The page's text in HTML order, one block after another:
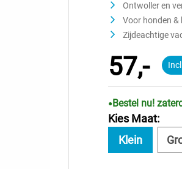
Ontwoller en
Voor honden &
Zijdeachtige
57,-
Bestel nu!
Kies Maat:
Klein